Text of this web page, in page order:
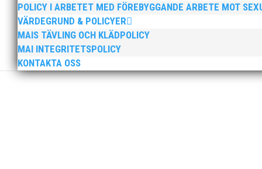
POLICY I ARBETET MED FÖREBYGGANDE ARBETE MOT
VÄRDEGRUND & POLICYER
MAIS TÄVLING OCH KLÄDPOLICY
MAI INTEGRITETSPOLICY
KONTAKTA OSS
För mig har Lasse betytt oerhört mycket på flera
med en mängd olika projekt. Med sin parhäst och